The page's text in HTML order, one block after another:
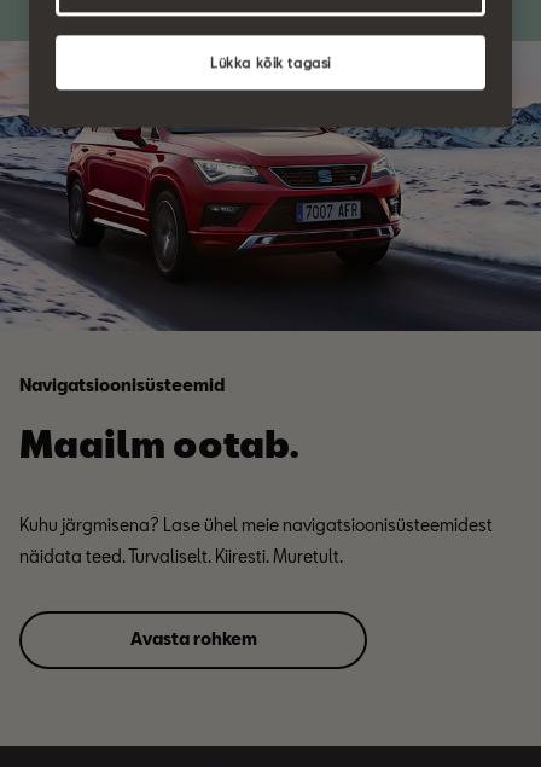
Navigatsioonisüsteemid
Maailm ootab.
Kuhu järgmisena? Lase ühel meie navigatsioonisüsteemidest
näidata teed. Turvaliselt. Kiiresti. Muretult.
Avasta rohkem
Lükka kõik tagasi